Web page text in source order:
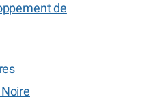
de